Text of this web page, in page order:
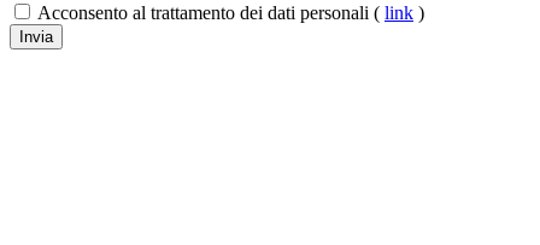
Acconsento al trattamento dei dati personali ( link )
Invia